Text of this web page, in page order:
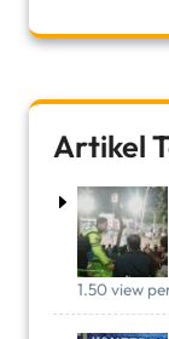
Artikel
1.50 view